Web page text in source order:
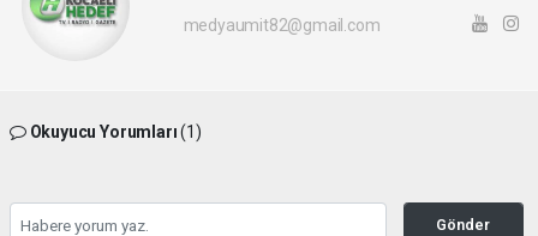
medyaumit82@gmail.com
Okuyucu Yorumları(1)
Gönder